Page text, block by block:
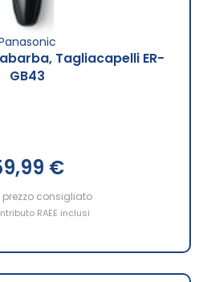
Tagliacapelli ER-
GB43
€
prezzo consigliato
RAEE inclusi